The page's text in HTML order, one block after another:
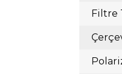
Filtre